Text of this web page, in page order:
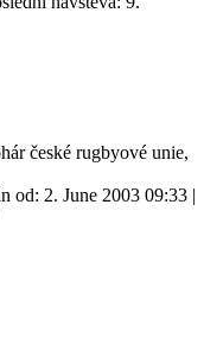
české rugbyové unie,
od: 2. June 2003 09:33 |